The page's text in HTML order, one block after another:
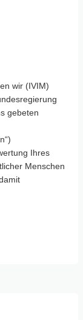
wir (IVIM)
gebeten
Ihres
Menschen